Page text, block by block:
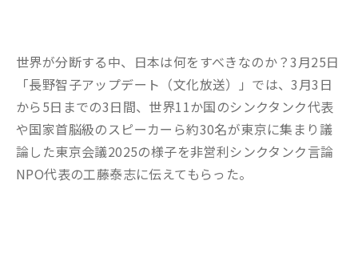
世界が分断する中、日本は何をすべきなのか？3月25日
「長野智子アップデート（文化放送）」では、3月3日
から5日までの3日間、世界11か国のシンクタンク代表
や国家首脳級のスピーカーら約30名が東京に集まり議
論した東京会議2025の様子を非営利シンクタンク言論
NPO代表の工藤泰志に伝えてもらった。